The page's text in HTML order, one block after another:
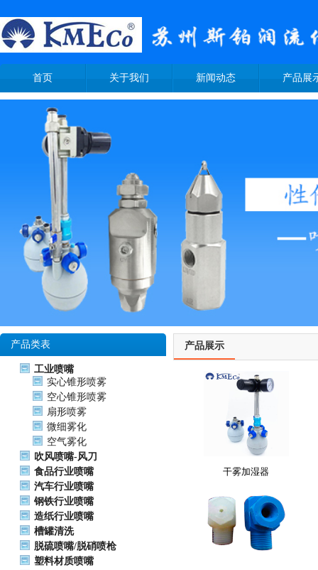
首页 关于我们 新闻动态 产品展
产品类表
工业喷嘴
实心锥形喷雾
空心锥形喷雾
扇形喷雾
微细雾化
空气雾化
吹风喷嘴-风刀
食品行业喷嘴
汽车行业喷嘴
钢铁行业喷嘴
造纸行业喷嘴
槽罐清洗
脱硫喷嘴/脱硝喷枪
塑料材质喷嘴
产品展示
干雾加湿器